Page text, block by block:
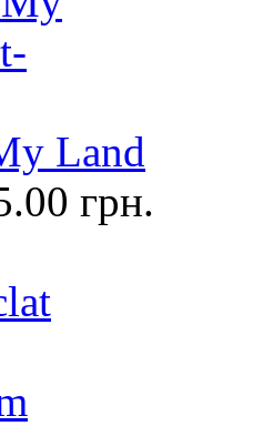
Land
грн.